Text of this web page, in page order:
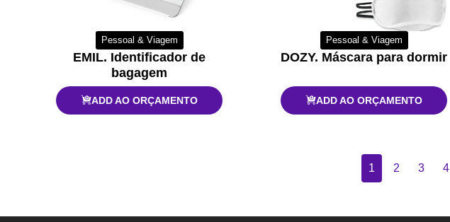
Pessoal & Viagem
EMIL. Identificador de
bagagem
ADD AO ORÇAMENTO
Pessoal & Viagem
DOZY. Máscara para dormir
ADD AO ORÇAMENTO
1 2 3 4